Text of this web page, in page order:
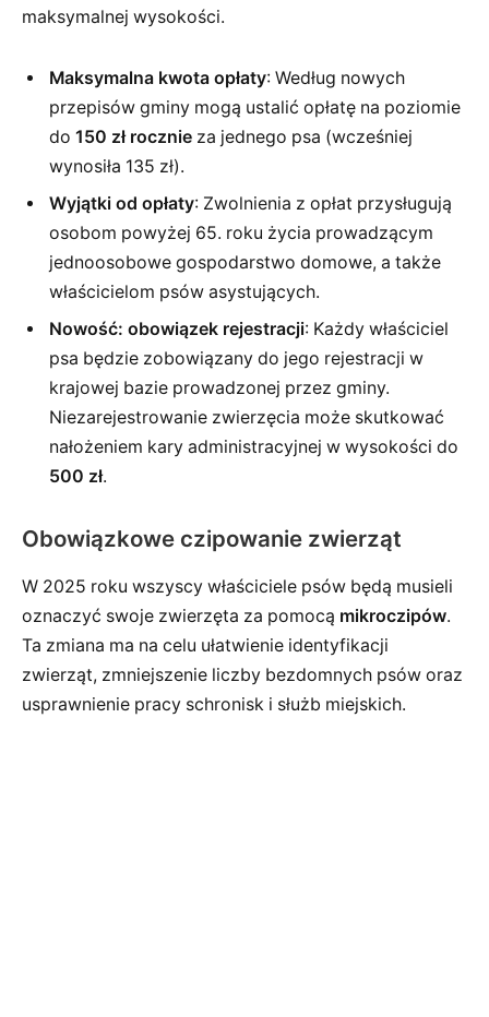
maksymalnej wysokości.
Maksymalna kwota opłaty: Według nowych
przepisów gminy mogą ustalić opłatę na poziomie
do 150 zł rocznie za jednego psa (wcześniej
wynosiła 135 zł).
Wyjątki od opłaty: Zwolnienia z opłat przysługują
osobom powyżej 65. roku życia prowadzącym
jednoosobowe gospodarstwo domowe, a także
właścicielom psów asystujących.
Nowość: obowiązek rejestracji: Każdy właściciel
psa będzie zobowiązany do jego rejestracji w
krajowej bazie prowadzonej przez gminy.
Niezarejestrowanie zwierzęcia może skutkować
nałożeniem kary administracyjnej w wysokości do
500 zł.
Obowiązkowe czipowanie zwierząt
W 2025 roku wszyscy właściciele psów będą musieli
oznaczyć swoje zwierzęta za pomocą mikroczipów.
Ta zmiana ma na celu ułatwienie identyfikacji
zwierząt, zmniejszenie liczby bezdomnych psów oraz
usprawnienie pracy schronisk i służb miejskich.